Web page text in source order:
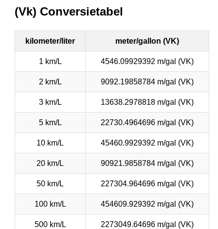
(Vk) Conversietabel
kilometer/liter meter/gallon (VK)
1 km/L 4546.09929392 m/gal (VK)
2 km/L 9092.19858784 m/gal (VK)
3 km/L 13638.2978818 m/gal (VK)
5 km/L 22730.4964696 m/gal (VK)
10 km/L 45460.9929392 m/gal (VK)
20 km/L 90921.9858784 m/gal (VK)
50 km/L 227304.964696 m/gal (VK)
100 km/L 454609.929392 m/gal (VK)
500 km/L 2273049.64696 m/gal (VK)